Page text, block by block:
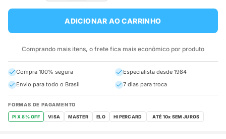
ADICIONAR AO CARRINHO
Comprando mais itens, o frete fica mais econômico por produto
Compra 100% segura
Especialista desde 1984
Envio para todo o Brasil
7 dias para troca
FORMAS DE PAGAMENTO
PIX 8% OFF VISA MASTER ELO HIPERCARD